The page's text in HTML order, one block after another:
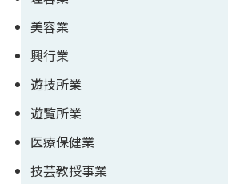
美容業
興行業
遊技所業
遊覧所業
医療保健業
技芸教授事業